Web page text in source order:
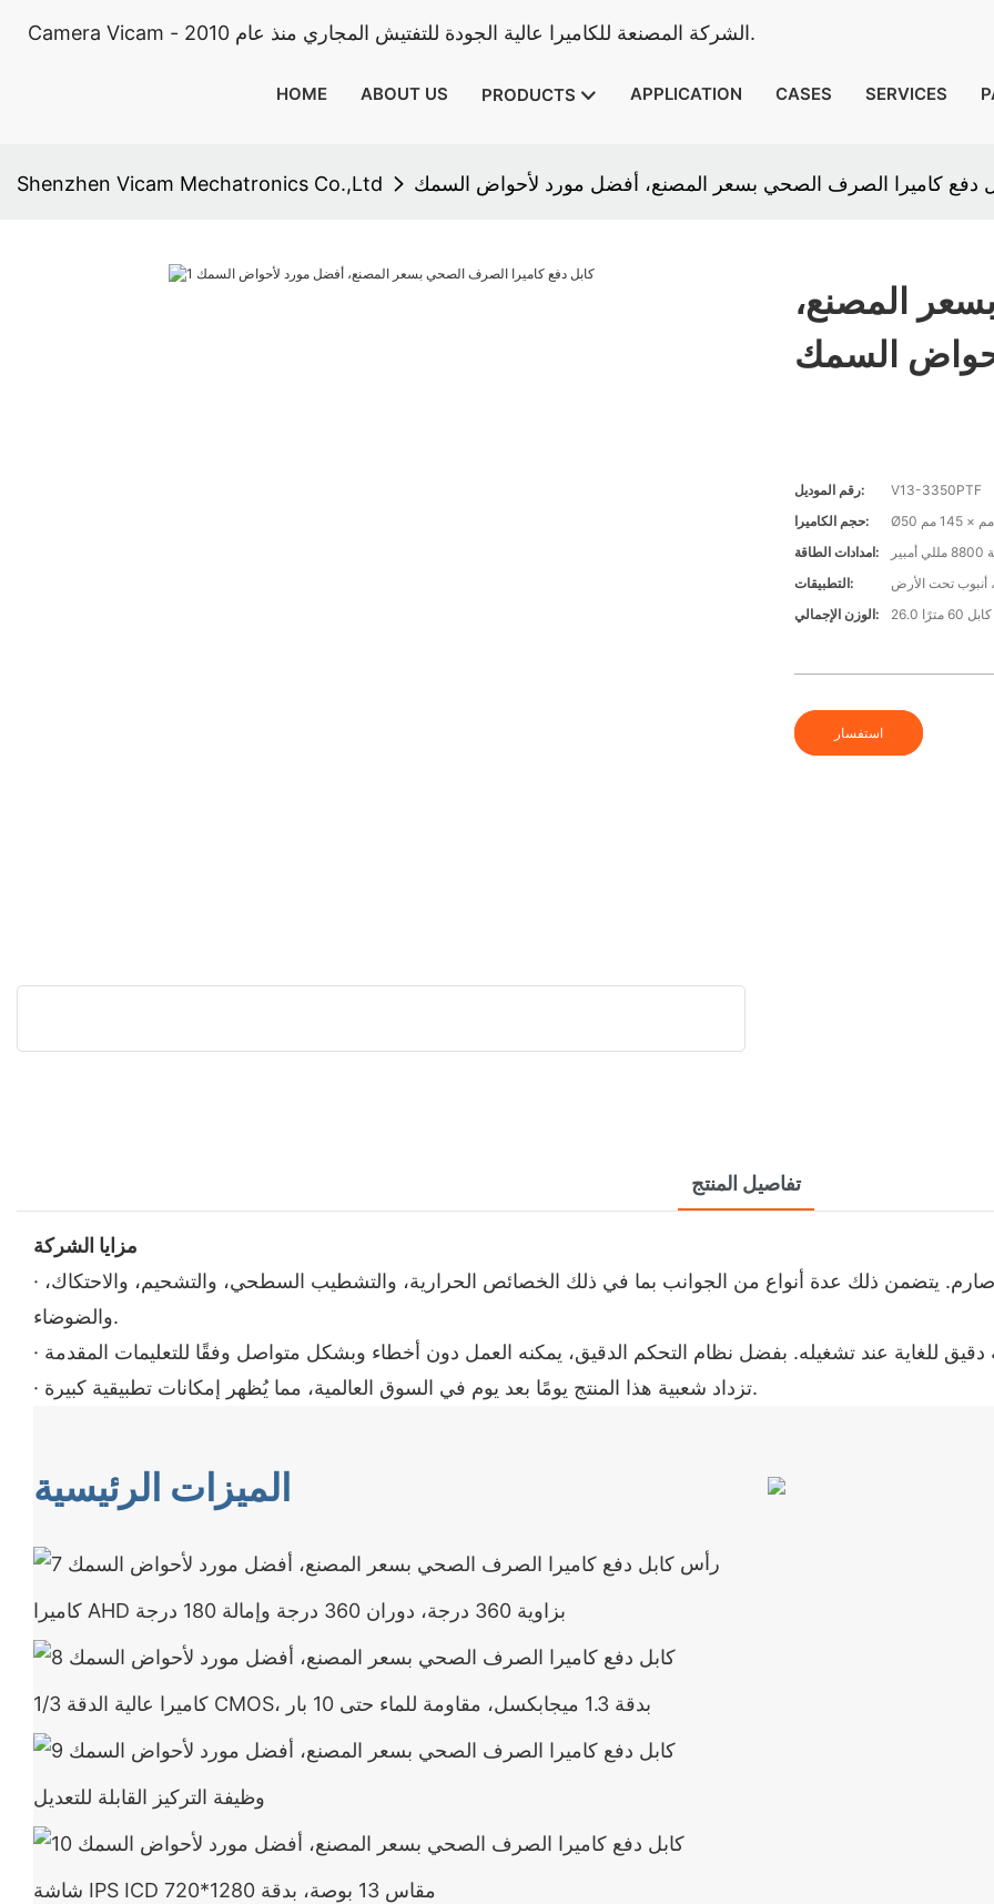
Camera Vicam - الشركة المصنعة للكاميرا عالية الجودة للتفتيش المجاري منذ عام 2010.
HOME ABOUT US PRODUCTS APPLICATION CASES SERVICES
Shenzhen Vicam Mechatronics Co.,Ltd دفع كاميرا الصرف الصحي بسعر المصنع، أفضل مورد لأحواض السمك
المصنع،
السمك
رقم الموديل:
V13-3350PTF
حجم الكاميرا:
Ø50 مم × 145 مم
امدادات الطاقة:
التطبيقات:
أنبوب تحت الأرض
الوزن الإجمالي:
مترًا
استفسار
تفاصيل المنتج
مزايا الشركة
· يتم إجراء تصميم كابل دفع كاميرا الصرف الصحي بشكل صارم. يتضمن ذلك عدة أنواع من الجوانب بما في ذلك الخصائص الحرارية، والتشطيب السطحي، والتشحيم، والاحتكاك،
والضوضاء.
· تزداد شعبية هذا المنتج يومًا بعد يوم في السوق العالمية، مما يُظهر إمكانات تطبيقية كبيرة.
الميزات الرئيسية
كاميرا AHD بزاوية 360 درجة، دوران 360 درجة وإمالة 180 درجة
كاميرا عالية الدقة 1/3 CMOS، بدقة 1.3 ميجابكسل، مقاومة للماء حتى 10 بار
وظيفة التركيز القابلة للتعديل
شاشة IPS ICD مقاس 13 بوصة، بدقة 1280*720